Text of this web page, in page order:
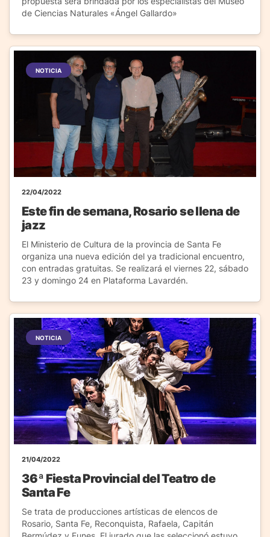
de Ciencias Naturales «Ángel Gallardo»
NOTICIA
22/04/2022
Este fin de semana, Rosario se llena de
jazz
El Ministerio de Cultura de la provincia de Santa Fe
organiza una nueva edición del ya tradicional encuentro,
con entradas gratuitas. Se realizará el viernes 22, sábado
23 y domingo 24 en Plataforma Lavardén.
NOTICIA
21/04/2022
36ª Fiesta Provincial del Teatro de
Santa Fe
Se trata de producciones artísticas de elencos de
Rosario, Santa Fe, Reconquista, Rafaela, Capitán